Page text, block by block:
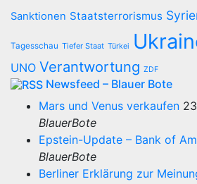
Sanktionen Staatsterrorismus
Tagesschau Tiefer Staat Türkei
UNO Verantwortung ZDF
Newsfeed – Blauer Bote
Mars und Venus verkaufen
BlauerBote
Epstein-Update – Bank of
BlauerBote
Berliner Erklärung zur